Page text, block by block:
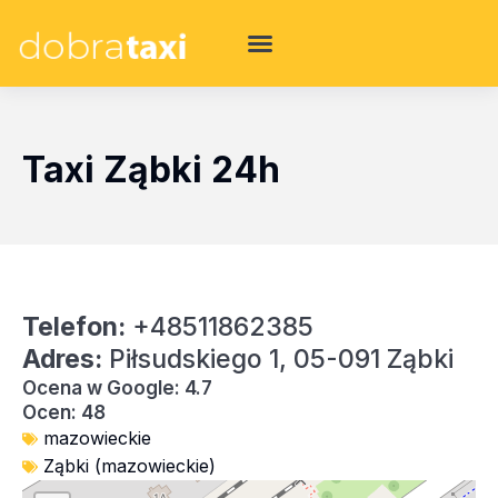
Taxi Ząbki 24h
Telefon: +48511862385
Adres: Piłsudskiego 1, 05-091 Ząbki
Ocena w Google: 4.7
Ocen: 48
mazowieckie
Ząbki (mazowieckie)